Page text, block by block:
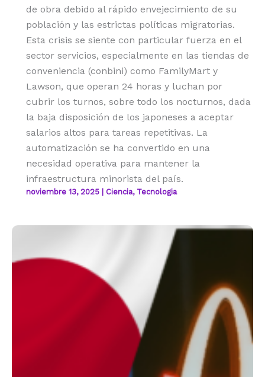
de obra debido al rápido envejecimiento de su
población y las estrictas políticas migratorias.
Esta crisis se siente con particular fuerza en el
sector servicios, especialmente en las tiendas de
conveniencia (conbini) como FamilyMart y
Lawson, que operan 24 horas y luchan por
cubrir los turnos, sobre todo los nocturnos, dada
la baja disposición de los japoneses a aceptar
salarios altos para tareas repetitivas. La
automatización se ha convertido en una
necesidad operativa para mantener la
infraestructura minorista del país.
noviembre 13, 2025 | Ciencia, Tecnologia